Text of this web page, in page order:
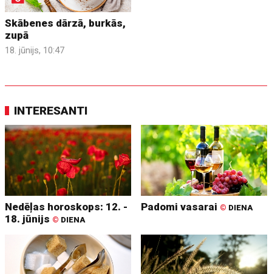
Skābenes dārzā, burkās,
zupā
18. jūnijs, 10:47
INTERESANTI
Nedēļas horoskops: 12. -
18. jūnijs © DIENA
Padomi vasarai © DIENA